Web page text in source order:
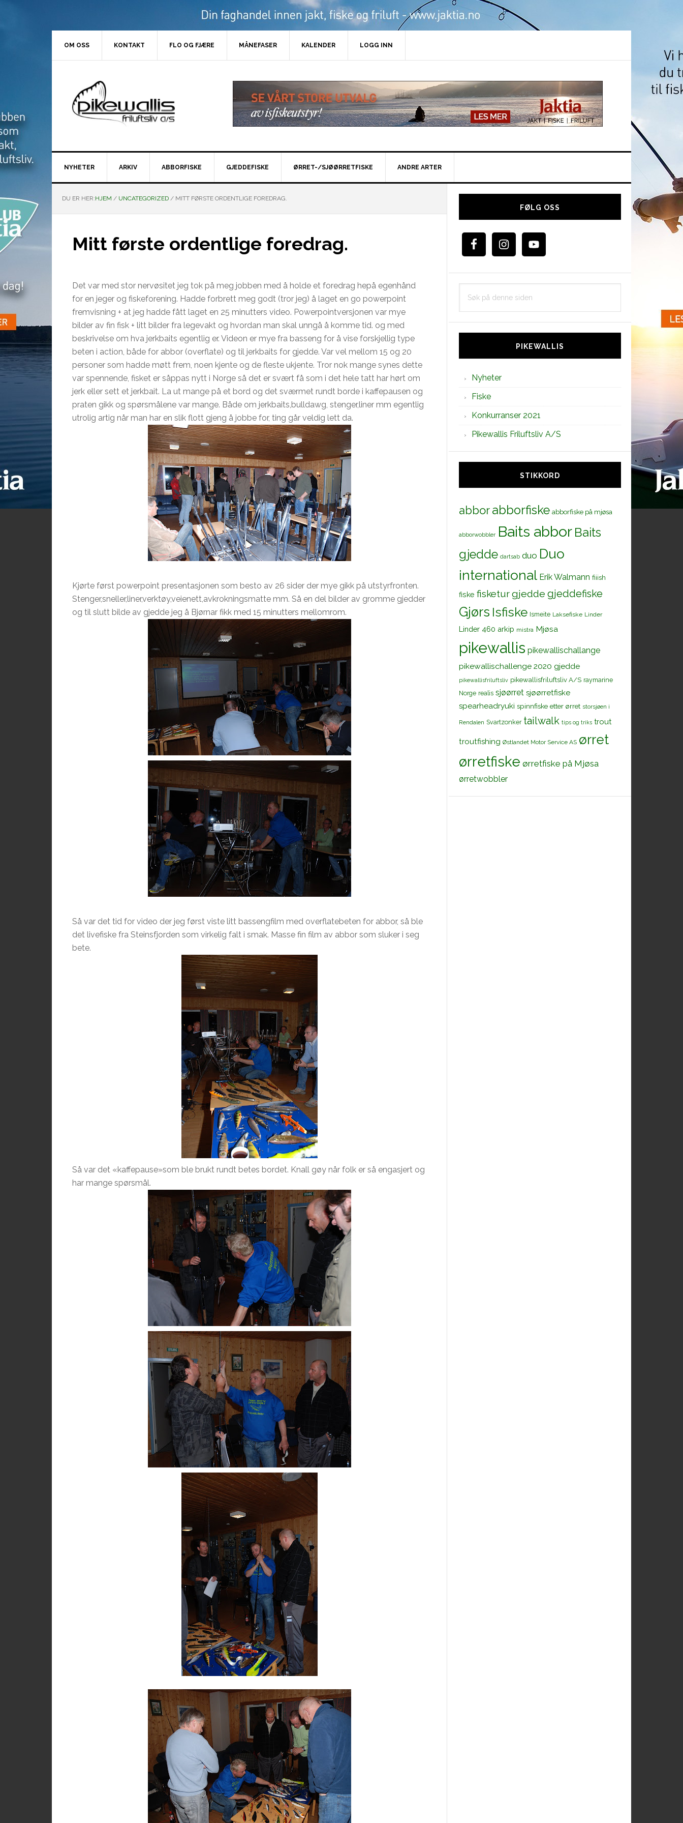
OM OSS KONTAKT FLO OG FJÆRE MÅNEFASER KALENDER LOGG INN
NYHETER ARKIV ABBORFISKE GJEDDEFISKE ØRRET-/SJØØRRETFISKE ANDRE ARTER
DU ER HER:HJEM / UNCATEGORIZED / MITT FØRSTE ORDENTLIGE FOREDRAG.
Mitt første ordentlige foredrag.
Det var med stor nervøsitet jeg tok på meg jobben med å holde et foredrag hepå egenhånd
for en jeger og fiskeforening. Hadde forbrett meg godt (tror jeg) å laget en go powerpoint
fremvisning + at jeg hadde fått laget en 25 minutters video. Powerpointversjonen var mye
bilder av fin fisk + litt bilder fra legevakt og hvordan man skal unngå å komme tid. og med
beskrivelse om hva jerkbaits egentlig er. Videon er mye fra basseng for å vise forskjellig type
beten i action, både for abbor (overflate) og til jerkbaits for gjedde. Var vel mellom 15 og 20
personer som hadde møtt frem, noen kjente og de fleste ukjente. Tror nok mange synes dette
var spennende, fisket er såppas nytt i Norge så det er svært få som i det hele tatt har hørt om
jerk eller sett et jerkbait. La ut mange på et bord og det sværmet rundt borde i kaffepausen og
praten gikk og spørsmålene var mange. Både om jerkbaits,bulldawg, stenger,liner mm egentlig
utrolig artig når man har en slik flott gjeng å jobbe for, ting går veldig lett da.
Kjørte først powerpoint presentasjonen som besto av 26 sider der mye gikk på utstyrfronten.
Stenger,sneller,liner,verktøy,veienett,avkrokningsmatte mm. Så en del bilder av gromme gjedder
og til slutt bilde av gjedde jeg å Bjørnar fikk med 15 minutters mellomrom.
Så var det tid for video der jeg først viste litt bassengfilm med overflatebeten for abbor, så ble
det livefiske fra Steinsfjorden som virkelig falt i smak. Masse fin film av abbor som sluker i seg
bete.
Så var det «kaffepause»som ble brukt rundt betes bordet. Knall gøy når folk er så engasjert og
har mange spørsmål.
Hoved
FØLG OSS
PIKEWALLIS
Nyheter
Fiske
Konkurranser 2021
Pikewallis Friluftsliv A/S
STIKKORD
abborabborfiske abborfiske på mjøsa
abborwobbler Baits abbor Baits
gjedde dartsab duo Duo
international Erik Walmann fiiish
fiske fisketurgjedde gjeddefiske
Gjørs Isfiske Ismeite Laksefiske Linder
Linder 460 arkip mistra Mjøsa
pikewallis pikewallischallange
pikewallischallenge 2020 gjedde
pikewallisfriluftsliv pikewallisfriluftsliv A/S raymarine
Norge realis sjøørret sjøørretfiske
spearheadryuki spinnfiske etter ørret storsjøen i
Rendalen Svartzonker tailwalk tips og triks trout
troutfishing Østlandet Motor Service AS ørret
ørretfiske ørretfiske på Mjøsa
ørretwobbler